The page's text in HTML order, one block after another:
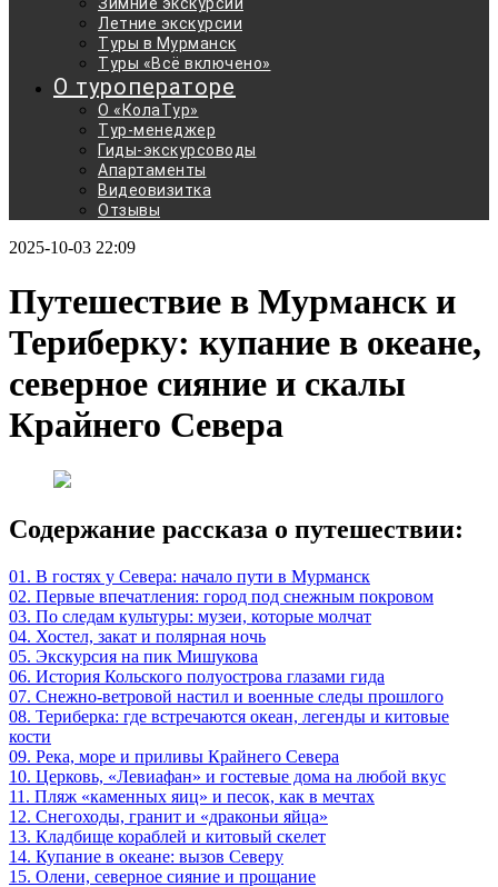
Летние экскурсии
Туры в Мурманск
Туры «Всё включено»
О туроператоре
О «КолаТур»
Тур-менеджер
Гиды-экскурсоводы
Апартаменты
Видеовизитка
Отзывы
2025-10-03 22:09
Путешествие в Мурманск и
Териберку: купание в океане,
северное сияние и скалы
Крайнего Севера
Содержание рассказа о путешествии:
01. В гостях у Севера: начало пути в Мурманск
02. Первые впечатления: город под снежным покровом
03. По следам культуры: музеи, которые молчат
04. Хостел, закат и полярная ночь
05. Экскурсия на пик Мишукова
06. История Кольского полуострова глазами гида
07. Снежно-ветровой настил и военные следы прошлого
08. Териберка: где встречаются океан, легенды и китовые
кости
09. Река, море и приливы Крайнего Севера
10. Церковь, «Левиафан» и гостевые дома на любой вкус
11. Пляж «каменных яиц» и песок, как в мечтах
12. Снегоходы, гранит и «драконьи яйца»
13. Кладбище кораблей и китовый скелет
14. Купание в океане: вызов Северу
15. Олени, северное сияние и прощание